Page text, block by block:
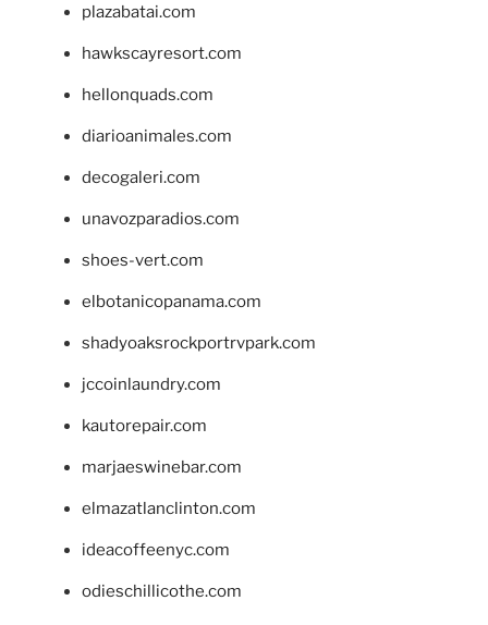
plazabatai.com
hawkscayresort.com
hellonquads.com
diarioanimales.com
decogaleri.com
unavozparadios.com
shoes-vert.com
elbotanicopanama.com
shadyoaksrockportrvpark.com
jccoinlaundry.com
kautorepair.com
marjaeswinebar.com
elmazatlanclinton.com
ideacoffeenyc.com
odieschillicothe.com